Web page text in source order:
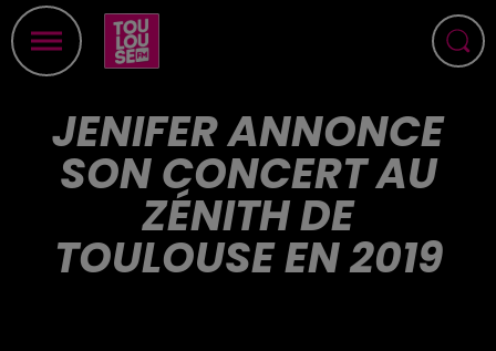
JENIFER ANNONCE
SON CONCERT AU
ZÉNITH DE
TOULOUSE EN 2019